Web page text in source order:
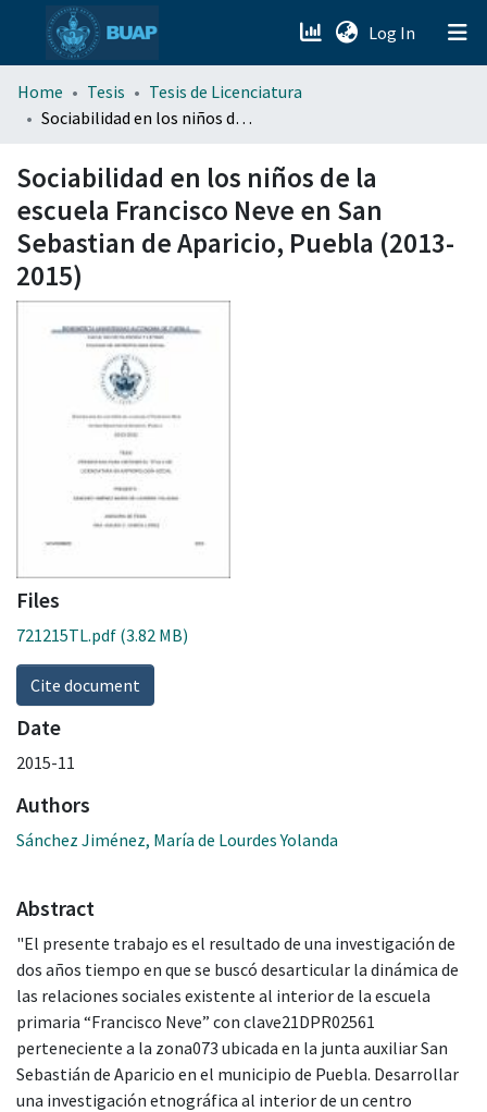
Log In (current)
menu.section.about_menu
Home Tesis
Tesis de Licenciatura
Sociabilidad en los niños de la escuela Francisco Neve en San Sebastian de Aparicio, Puebla (2013-2015)
Sociabilidad en los niños de la
escuela Francisco Neve en San
Sebastian de Aparicio, Puebla (2013-
2015)
Files
721215TL.pdf (3.82 MB)
Cite document
Date
2015-11
Authors
Sánchez Jiménez, María de Lourdes Yolanda
Abstract
"El presente trabajo es el resultado de una investigación de
dos años tiempo en que se buscó desarticular la dinámica de
las relaciones sociales existente al interior de la escuela
primaria “Francisco Neve” con clave21DPR02561
perteneciente a la zona073 ubicada en la junta auxiliar San
Sebastián de Aparicio en el municipio de Puebla. Desarrollar
una investigación etnográfica al interior de un centro